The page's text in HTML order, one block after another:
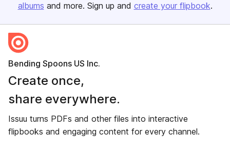
albums and more. Sign up and create your flipbook.
Bending Spoons US Inc.
Create once,
share everywhere.
Issuu turns PDFs and other files into interactive
flipbooks and engaging content for every channel.